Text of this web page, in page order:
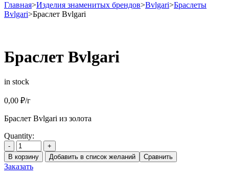
Главная>Изделия знаменитых брендов>Bvlgari>Браслеты
Bvlgari>Браслет Bvlgari
Браслет Bvlgari
in stock
0,00 ₽/г
Браслет Bvlgari из золота
Quantity:
-
+
В корзину
Добавить в список желаний Сравнить
Заказать